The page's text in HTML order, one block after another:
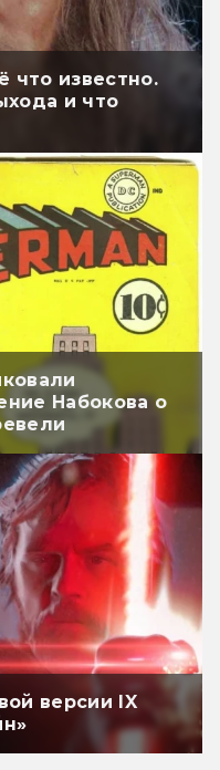
что известно.
и что
Набокова о
версии IX